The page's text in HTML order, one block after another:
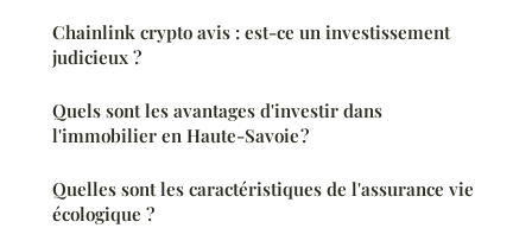
Chainlink crypto avis : est-ce un investissement
judicieux ?
Quels sont les avantages d'investir dans
l'immobilier en Haute-Savoie ?
Quelles sont les caractéristiques de l'assurance vie
écologique ?